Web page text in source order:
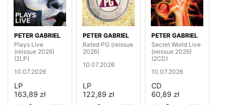
PETER GABRIEL
Plays Live
(reissue 2026)
(2LP)
10.07.2026
LP
163,89 zł
PETER GABRIEL
Rated PG (reissue
2026)
10.07.2026
LP
122,89 zł
PETER GABRIEL
Secret World Live
(reissue 2026)
(2CD)
10.07.2026
CD
60,89 zł